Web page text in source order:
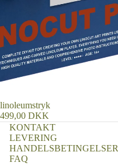
linoleumstryk
499,00 DKK
KONTAKT
LEVERING
HANDELSBETINGELSER
FAQ